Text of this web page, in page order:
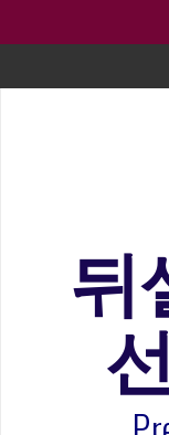
20260322 주
뒤